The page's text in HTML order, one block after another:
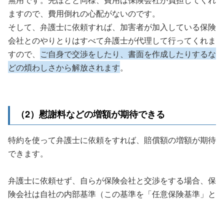
ますので、費用倒れの心配がないのです。
そして、弁護士に依頼すれば、加害者が加入している保険
会社とのやりとりはすべて弁護士が代理して行ってくれま
すので、 ご自身で交渉をしたり、書面を作成したりするな
どの煩わしさから解放されます。
（2）慰謝料などの増額が期待できる
特約を使って弁護士に依頼をすれば、賠償額の増額が期待
できます。
弁護士に依頼せず、自らが保険会社と交渉をする場合、保
険会社は自社の内部基準（この基準を「任意保険基準」と